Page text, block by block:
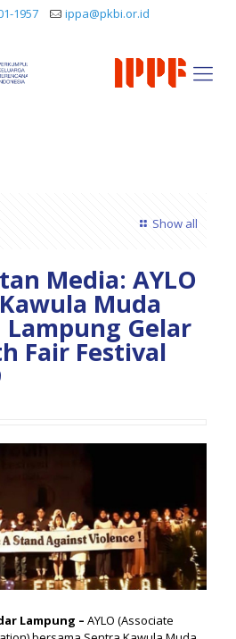
1957 ippa@pkbi.or.id
Show all
Media: AYLO
Muda
Lampung Gelar
Fair Festival
Lampung – AYLO (Associate